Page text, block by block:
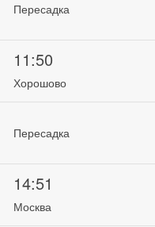
Пересадка
11:50
Хорошово
Пересадка
14:51
Москва